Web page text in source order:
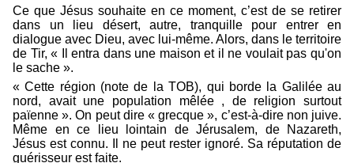
Ce que Jésus souhaite en ce moment, c’est de se retirer
dans un lieu désert, autre, tranquille pour entrer en
dialogue avec Dieu, avec lui-même. Alors, dans le territoire
de Tir, « Il entra dans une maison et il ne voulait pas qu'on
le sache ».
« Cette région (note de la TOB), qui borde la Galilée au
nord, avait une population mêlée , de religion surtout
païenne ». On peut dire « grecque », c’est-à-dire non juive.
Même en ce lieu lointain de Jérusalem, de Nazareth,
Jésus est connu. Il ne peut rester ignoré. Sa réputation de
guérisseur est faite.